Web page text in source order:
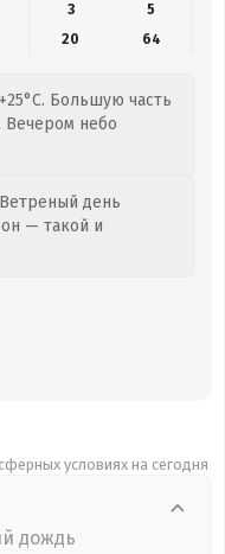
3
5
20 64
Большую часть
Вечером небо
день
— такой и
условиях на сегодня
дождь